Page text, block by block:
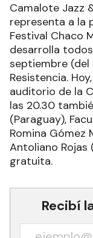
Camalote Jazz
representa a la
Festival Chaco
desarrolla
septiembre (del
Resistencia.
auditorio de la
las 20.30
(Paraguay),
Romina
Antoliano
gratuita.
Recibí